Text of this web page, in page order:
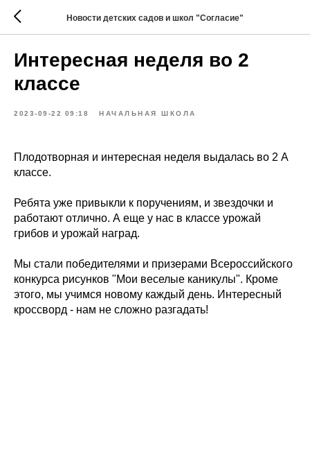
Новости детских садов и школ "Согласие"
Интересная неделя во 2
классе
2023-09-22 09:18 НАЧАЛЬНАЯ ШКОЛА
Плодотворная и интересная неделя выдалась во 2 А
классе.
Ребята уже привыкли к поручениям, и звездочки и
работают отлично. А еще у нас в классе урожай
грибов и урожай наград.
Мы стали победителями и призерами Всероссийского
конкурса рисунков "Мои веселые каникулы". Кроме
этого, мы учимся новому каждый день. Интересный
кроссворд - нам не сложно разгадать!